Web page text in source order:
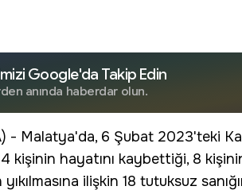
Google'da Takip Edin
anında haberdar olun.
- Malatya'da, 6 Şubat 2023'teki
kişinin hayatını kaybettiği, 8
ilişkin 18 tutuksuz